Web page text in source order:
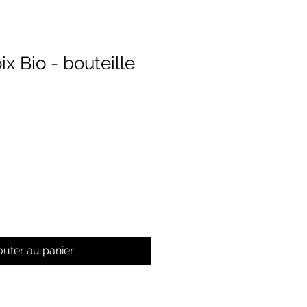
Bio - bouteille
au panier